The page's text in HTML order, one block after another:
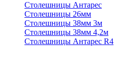
Столешницы Антарес
Столешницы 26мм
Столешницы 38мм 3м
Столешницы 38мм 4,2м
Столешницы Антарес R4